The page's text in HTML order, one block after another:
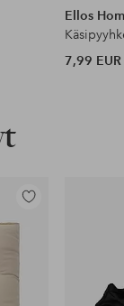
Ellos
7,99 EUR
Lisää
suosikkeihin